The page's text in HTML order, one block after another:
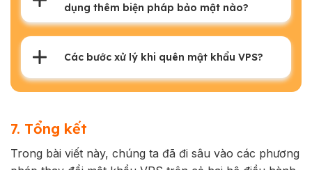
dụng thêm biện pháp bảo mật nào?
Các bước xử lý khi quên mật khẩu VPS?
7. Tổng kết
Trong bài viết này, chúng ta đã đi sâu vào các phương